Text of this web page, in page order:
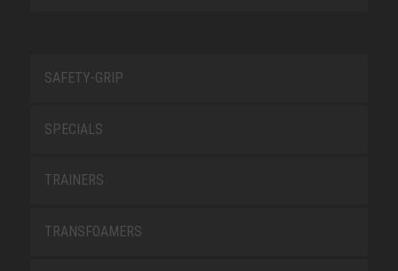
SAFETY-GRIP
SPECIALS
TRAINERS
TRANSFOAMERS